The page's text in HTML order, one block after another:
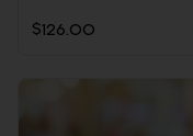
$126.00